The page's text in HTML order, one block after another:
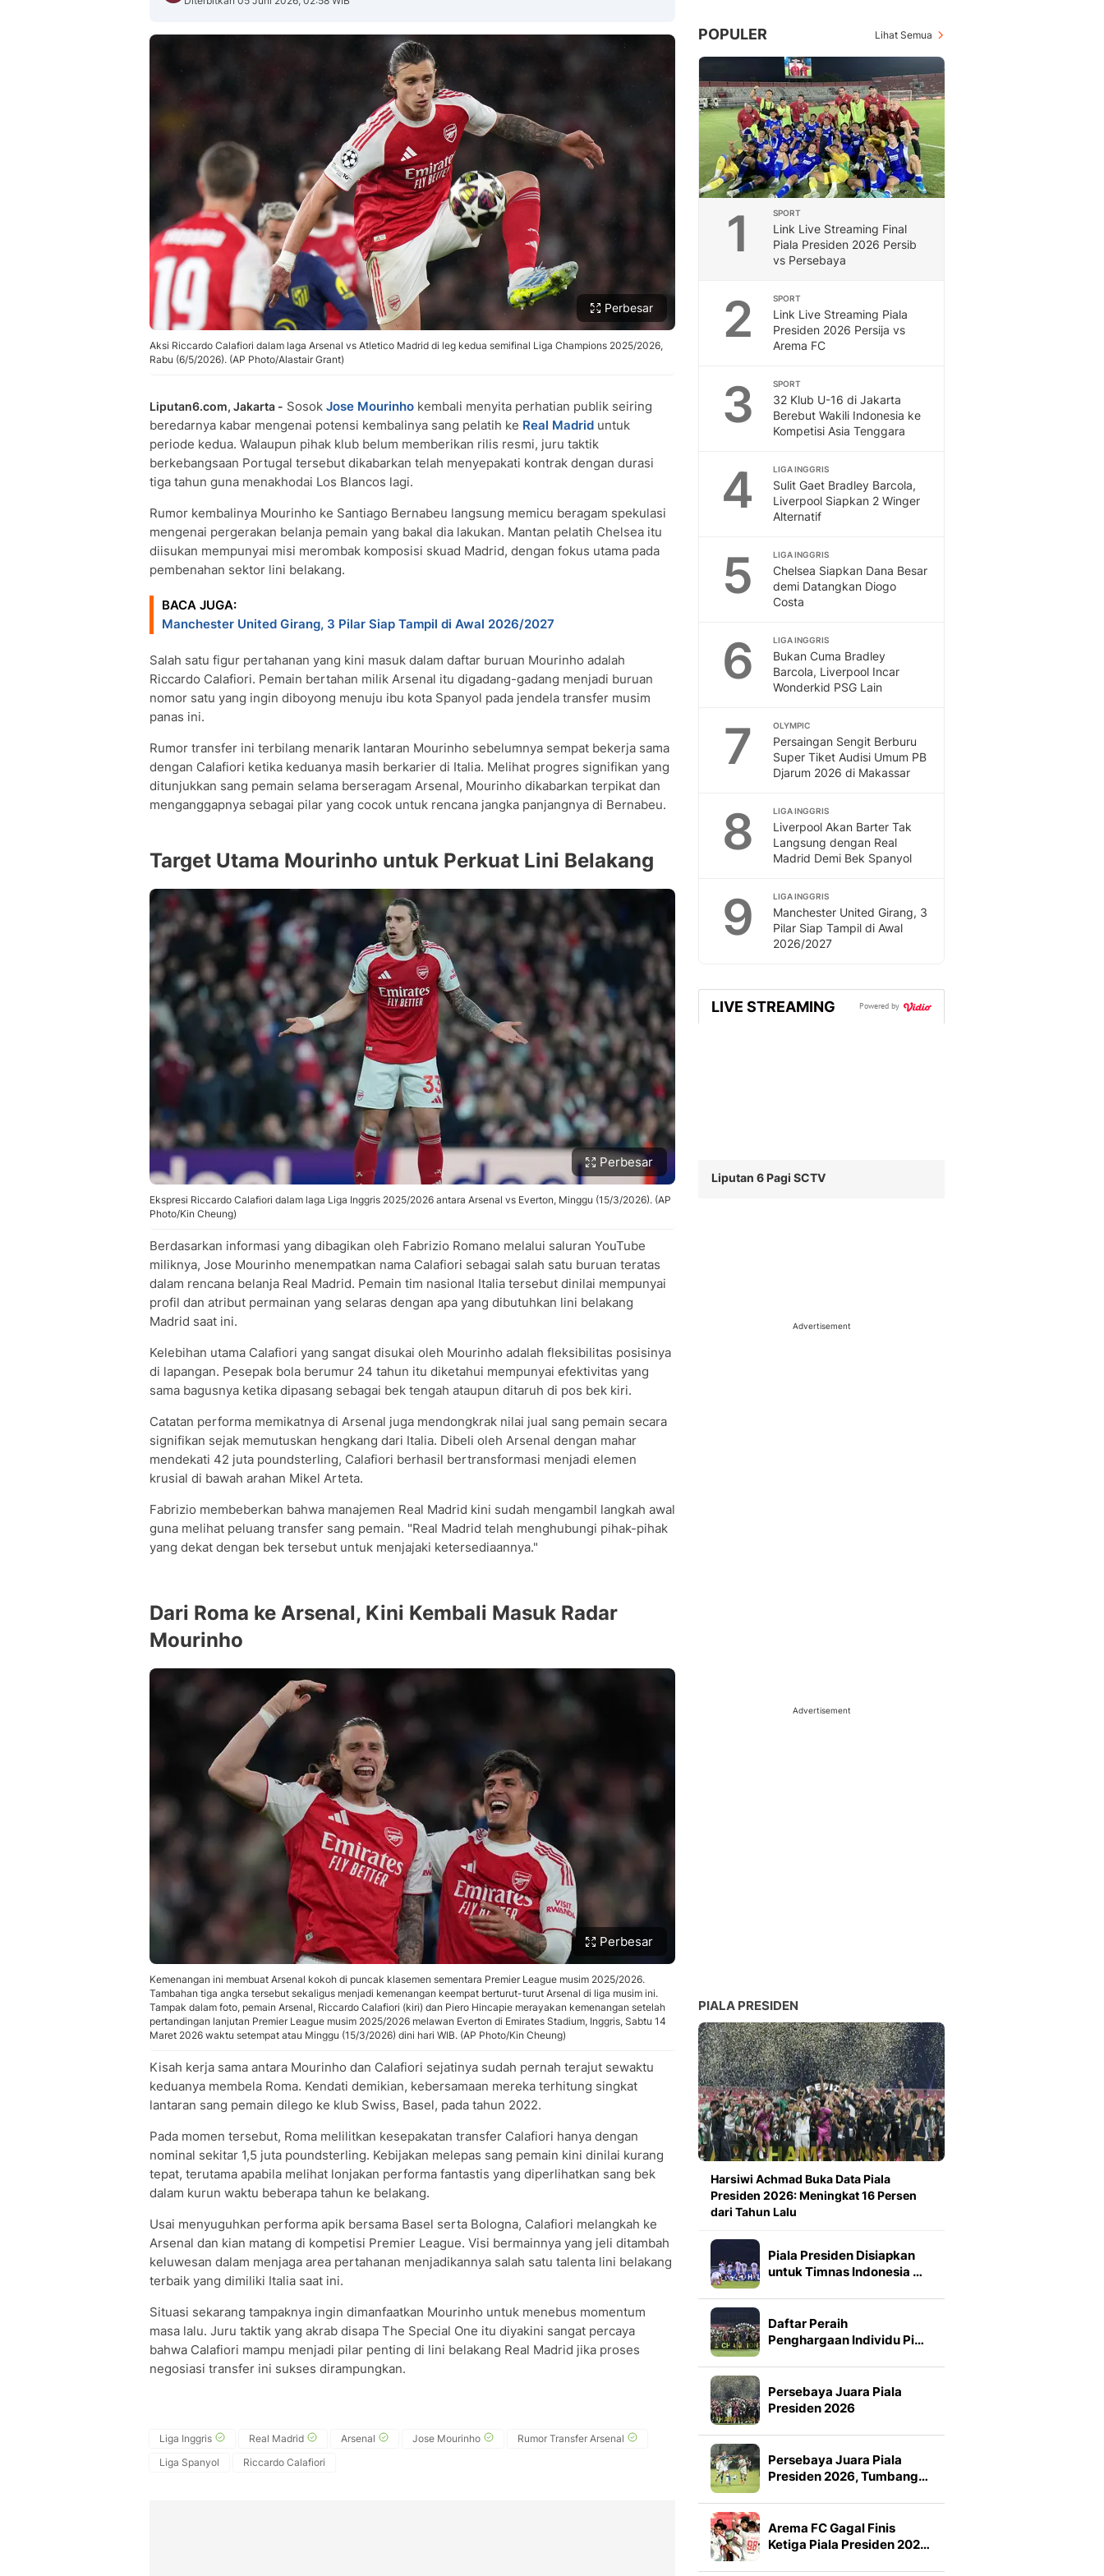
Perbesar
Aksi Riccardo Calafiori dalam laga Arsenal vs Atletico Madrid di leg kedua semifinal Liga Champions 2025/2026,
Rabu (6/5/2026). (AP Photo/Alastair Grant)
Liputan6.com, Jakarta - Sosok Jose Mourinho kembali menyita perhatian publik seiring
beredarnya kabar mengenai potensi kembalinya sang pelatih ke Real Madrid untuk
periode kedua. Walaupun pihak klub belum memberikan rilis resmi, juru taktik
berkebangsaan Portugal tersebut dikabarkan telah menyepakati kontrak dengan durasi
tiga tahun guna menakhodai Los Blancos lagi.
Rumor kembalinya Mourinho ke Santiago Bernabeu langsung memicu beragam spekulasi
mengenai pergerakan belanja pemain yang bakal dia lakukan. Mantan pelatih Chelsea itu
diisukan mempunyai misi merombak komposisi skuad Madrid, dengan fokus utama pada
pembenahan sektor lini belakang.
BACA JUGA:
Manchester United Girang, 3 Pilar Siap Tampil di Awal 2026/2027
Salah satu figur pertahanan yang kini masuk dalam daftar buruan Mourinho adalah
Riccardo Calafiori. Pemain bertahan milik Arsenal itu digadang-gadang menjadi buruan
nomor satu yang ingin diboyong menuju ibu kota Spanyol pada jendela transfer musim
panas ini.
Rumor transfer ini terbilang menarik lantaran Mourinho sebelumnya sempat bekerja sama
dengan Calafiori ketika keduanya masih berkarier di Italia. Melihat progres signifikan yang
ditunjukkan sang pemain selama berseragam Arsenal, Mourinho dikabarkan terpikat dan
menganggapnya sebagai pilar yang cocok untuk rencana jangka panjangnya di Bernabeu.
Target Utama Mourinho untuk Perkuat Lini Belakang
Perbesar
Ekspresi Riccardo Calafiori dalam laga Liga Inggris 2025/2026 antara Arsenal vs Everton, Minggu (15/3/2026). (AP
Photo/Kin Cheung)
Berdasarkan informasi yang dibagikan oleh Fabrizio Romano melalui saluran YouTube
miliknya, Jose Mourinho menempatkan nama Calafiori sebagai salah satu buruan teratas
dalam rencana belanja Real Madrid. Pemain tim nasional Italia tersebut dinilai mempunyai
profil dan atribut permainan yang selaras dengan apa yang dibutuhkan lini belakang
Madrid saat ini.
Kelebihan utama Calafiori yang sangat disukai oleh Mourinho adalah fleksibilitas posisinya
di lapangan. Pesepak bola berumur 24 tahun itu diketahui mempunyai efektivitas yang
sama bagusnya ketika dipasang sebagai bek tengah ataupun ditaruh di pos bek kiri.
Catatan performa memikatnya di Arsenal juga mendongkrak nilai jual sang pemain secara
signifikan sejak memutuskan hengkang dari Italia. Dibeli oleh Arsenal dengan mahar
mendekati 42 juta poundsterling, Calafiori berhasil bertransformasi menjadi elemen
krusial di bawah arahan Mikel Arteta.
Fabrizio membeberkan bahwa manajemen Real Madrid kini sudah mengambil langkah awal
guna melihat peluang transfer sang pemain. "Real Madrid telah menghubungi pihak-pihak
yang dekat dengan bek tersebut untuk menjajaki ketersediaannya."
Dari Roma ke Arsenal, Kini Kembali Masuk Radar
Mourinho
Perbesar
Kemenangan ini membuat Arsenal kokoh di puncak klasemen sementara Premier League musim 2025/2026.
Tambahan tiga angka tersebut sekaligus menjadi kemenangan keempat berturut-turut Arsenal di liga musim ini.
Tampak dalam foto, pemain Arsenal, Riccardo Calafiori (kiri) dan Piero Hincapie merayakan kemenangan setelah
pertandingan lanjutan Premier League musim 2025/2026 melawan Everton di Emirates Stadium, Inggris, Sabtu 14
Maret 2026 waktu setempat atau Minggu (15/3/2026) dini hari WIB. (AP Photo/Kin Cheung)
Kisah kerja sama antara Mourinho dan Calafiori sejatinya sudah pernah terajut sewaktu
keduanya membela Roma. Kendati demikian, kebersamaan mereka terhitung singkat
lantaran sang pemain dilego ke klub Swiss, Basel, pada tahun 2022.
Pada momen tersebut, Roma melilitkan kesepakatan transfer Calafiori hanya dengan
nominal sekitar 1,5 juta poundsterling. Kebijakan melepas sang pemain kini dinilai kurang
tepat, terutama apabila melihat lonjakan performa fantastis yang diperlihatkan sang bek
dalam kurun waktu beberapa tahun ke belakang.
Usai menyuguhkan performa apik bersama Basel serta Bologna, Calafiori melangkah ke
Arsenal dan kian matang di kompetisi Premier League. Visi bermainnya yang jeli ditambah
keluwesan dalam menjaga area pertahanan menjadikannya salah satu talenta lini belakang
terbaik yang dimiliki Italia saat ini.
Situasi sekarang tampaknya ingin dimanfaatkan Mourinho untuk menebus momentum
masa lalu. Juru taktik yang akrab disapa The Special One itu diyakini sangat percaya
bahwa Calafiori mampu menjadi pilar penting di lini belakang Real Madrid jika proses
negosiasi transfer ini sukses dirampungkan.
Liga Inggris Real Madrid Arsenal Jose Mourinho
Rumor Transfer Arsenal
Liga Spanyol
Riccardo Calafiori
POPULER Lihat Semua
1 SPORT
Link Live Streaming Final
Piala Presiden 2026 Persib
vs Persebaya
2 SPORT
Link Live Streaming Piala
Presiden 2026 Persija vs
Arema FC
3 SPORT
32 Klub U-16 di Jakarta
Berebut Wakili Indonesia ke
Kompetisi Asia Tenggara
4 LIGA INGGRIS
Sulit Gaet Bradley Barcola,
Liverpool Siapkan 2 Winger
Alternatif
5 LIGA INGGRIS
Chelsea Siapkan Dana Besar
demi Datangkan Diogo
Costa
6 LIGA INGGRIS
Bukan Cuma Bradley
Barcola, Liverpool Incar
Wonderkid PSG Lain
7 OLYMPIC
Persaingan Sengit Berburu
Super Tiket Audisi Umum PB
Djarum 2026 di Makassar
8 LIGA INGGRIS
Liverpool Akan Barter Tak
Langsung dengan Real
Madrid Demi Bek Spanyol
9 LIGA INGGRIS
Manchester United Girang, 3
Pilar Siap Tampil di Awal
2026/2027
LIVE STREAMING Powered by
Liputan 6 Pagi SCTV
Advertisement
Advertisement
PIALA PRESIDEN
Harsiwi Achmad Buka Data Piala
Presiden 2026: Meningkat 16 Persen
dari Tahun Lalu
Piala Presiden Disiapkan
untuk Timnas Indonesia …
Daftar Peraih
Penghargaan Individu Pi…
Persebaya Juara Piala
Presiden 2026
Persebaya Juara Piala
Presiden 2026, Tumbang…
Arema FC Gagal Finis
Ketiga Piala Presiden 202…